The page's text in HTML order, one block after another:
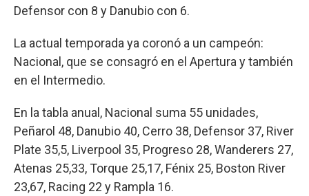
Defensor con 8 y Danubio con 6.
La actual temporada ya coronó a un campeón:
Nacional, que se consagró en el Apertura y también
en el Intermedio.
En la tabla anual, Nacional suma 55 unidades,
Peñarol 48, Danubio 40, Cerro 38, Defensor 37, River
Plate 35,5, Liverpool 35, Progreso 28, Wanderers 27,
Atenas 25,33, Torque 25,17, Fénix 25, Boston River
23,67, Racing 22 y Rampla 16.